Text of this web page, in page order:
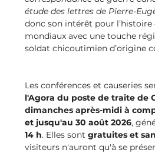
étude des lettres de Pierre-
donc son intérêt pour
mondiaux avec une touche
soldat chicoutimien d’origine
Les conférences et causeries
l'Agora du poste de traite de
dimanches après-midi à
et jusqu'au 30 août 2026,
14 h. Elles sont gratuites et
visiteurs n'auront qu'à se